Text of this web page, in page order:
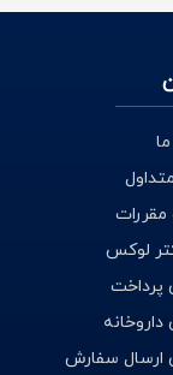
مقررات
لوکس
ارسال سفارش